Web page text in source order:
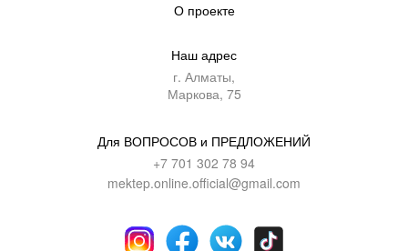
О проекте
Наш адрес
г. Алматы,
Маркова, 75
Для ВОПРОСОВ и ПРЕДЛОЖЕНИЙ
+7 701 302 78 94
mektep.online.official@gmail.com